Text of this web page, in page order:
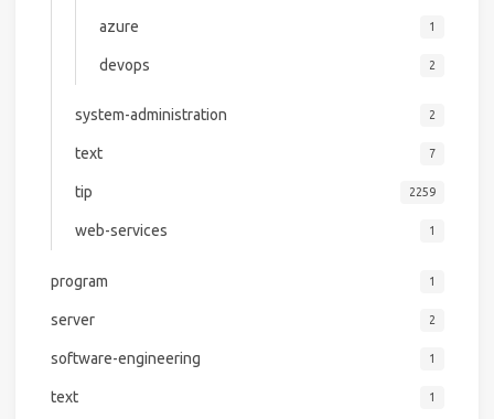
azure 1
devops 2
system-administration 2
text 7
tip 2259
web-services 1
program 1
server 2
software-engineering 1
text 1